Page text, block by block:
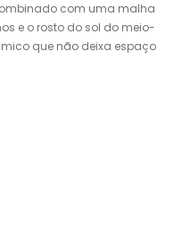
com uma malha
e o rosto do sol do meio-
que não deixa espaço